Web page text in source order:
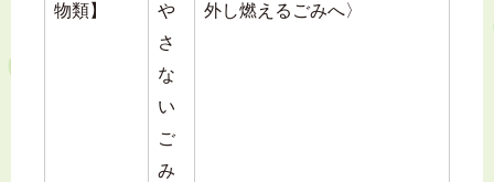
物類】
や
さ
な
い
ご
み
外し燃えるごみへ〉